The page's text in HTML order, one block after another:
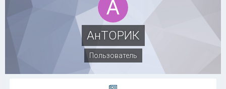
АнТОРИК
Пользователь